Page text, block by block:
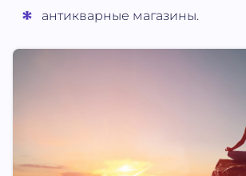
антикварные магазины.